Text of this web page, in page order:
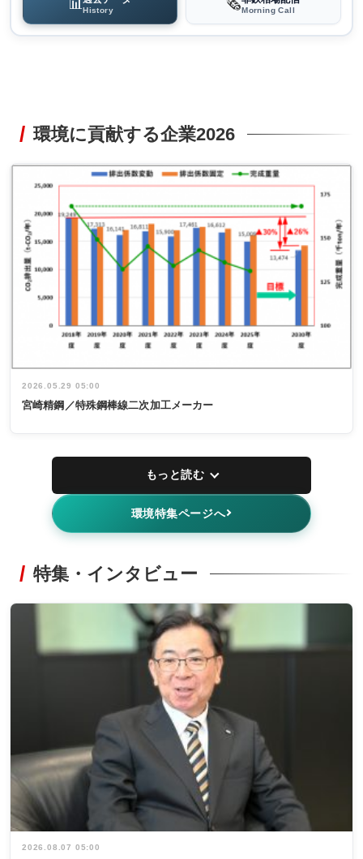
📊History 🗞️Morning Call
環境に貢献する企業2026
2026.05.29 05:00
宮崎精鋼／特殊鋼棒線二次加工メーカー
もっと読む
環境特集ページへ
特集・インタビュー
2026.08.07 05:00